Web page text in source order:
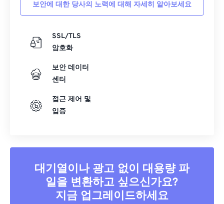
보안에 대한 당사의 노력에 대해 자세히 알아보세요
SSL/TLS
암호화
보안 데이터
센터
접근 제어 및
입증
대기열이나 광고 없이 대용량 파
일을 변환하고 싶으신가요?
지금 업그레이드하세요